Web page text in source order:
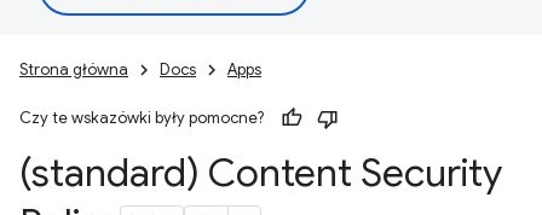
Strona główna Docs Apps
Czy te wskazówki były pomocne?
(standard) Content Security